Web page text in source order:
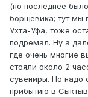
(но последнее
борщевика; тут мы
Ухта-Уфа, тоже
подремал. Ну а
где очень многие
стояли около 2
сувениры. Но надо
прибытию в